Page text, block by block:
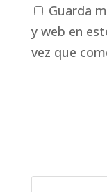
Guarda
y web en
vez que